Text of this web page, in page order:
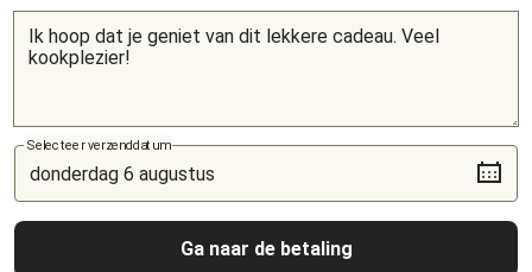
Selecteer verzenddatum
Ga naar de betaling